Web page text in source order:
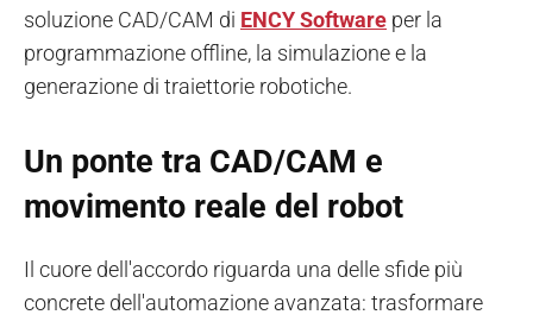
soluzione CAD/CAM di ENCY Software per la
programmazione offline, la simulazione e la
generazione di traiettorie robotiche.
Un ponte tra CAD/CAM e
movimento reale del robot
Il cuore dell'accordo riguarda una delle sfide più
concrete dell'automazione avanzata: trasformare